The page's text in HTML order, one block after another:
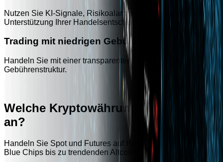
Nutzen Sie KI-Signale, Risikoalarme und Marktübersichten
Unterstützung Ihrer Handelsentscheidungen.
Trading mit niedrigen Gebühren
Handeln Sie mit einer transparenten und wettbewerbsfähigen
Gebührenstruktur.
Welche Kryptowährungen bieten wir
an?
Handeln Sie Spot und Futures auf Hunderte von Token - von
Blue Chips bis zu trendenden Altcoins, alles an einem Ort.